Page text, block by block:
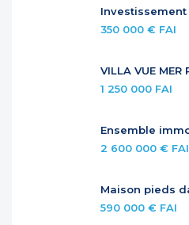
350 000 € FAI
1 250 000 FAI
2 600 000 € FAI
590 000 € FAI